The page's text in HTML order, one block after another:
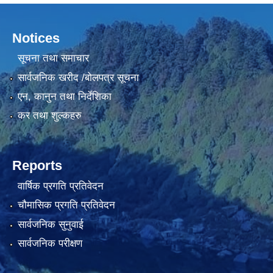
Notices
सूचना तथा समाचार
सार्वजनिक खरीद /बोलपत्र सूचना
एन, कानुन तथा निर्देशिका
कर तथा शुल्कहरु
Reports
वार्षिक प्रगति प्रतिवेदन
चौमासिक प्रगति प्रतिवेदन
सार्वजनिक सुनुवाई
सार्वजनिक परीक्षण